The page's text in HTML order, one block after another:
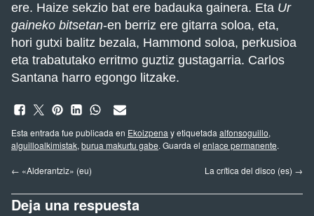
ere. Haize sekzio bat ere badauka gainera. Eta Ur
gaineko bitsetan-en berriz ere gitarra soloa, eta,
hori gutxi balitz bezala, Hammond soloa, perkusioa
eta trabatutako erritmo guztiz gustagarria. Carlos
Santana harro egongo litzake.
Esta entrada fue publicada en Ekoizpena y etiquetada alfonsoguillo,
alguilloalkimistak, burua makurtu gabe. Guarda el enlace permanente.
← «Alderantziz» (eu) La crítica del disco (es) →
Deja una respuesta